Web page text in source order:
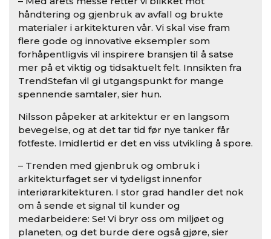
håndtering og gjenbruk av avfall og brukte
materialer i arkitekturen vår. Vi skal vise fram
flere gode og innovative eksempler som
forhåpentligvis vil inspirere bransjen til å satse
mer på et viktig og tidsaktuelt felt. Innsikten fra
TrendStefan vil gi utgangspunkt for mange
spennende samtaler, sier hun.
Nilsson påpeker at arkitektur er en langsom
bevegelse, og at det tar tid før nye tanker får
fotfeste. Imidlertid er det en viss utvikling å spore.
– Trenden med gjenbruk og ombruk i
arkitekturfaget ser vi tydeligst innenfor
interiørarkitekturen. I stor grad handler det nok
om å sende et signal til kunder og
medarbeidere: Se! Vi bryr oss om miljøet og
planeten, og det burde dere også gjøre, sier